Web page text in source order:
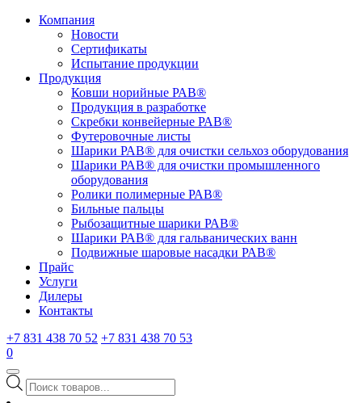
Компания
Новости
Сертификаты
Испытание продукции
Продукция
Ковши норийные РАВ®
Продукция в разработке
Скребки конвейерные РАВ®
Футеровочные листы
Шарики РАВ® для очистки сельхоз оборудования
Шарики РАВ® для очистки промышленного
оборудования
Ролики полимерные РАВ®
Бильные пальцы
Рыбозащитные шарики РАВ®
Шарики РАВ® для гальванических ванн
Подвижные шаровые насадки РАВ®
Прайс
Услуги
Дилеры
Контакты
+7 831 438 70 52 +7 831 438 70 53
0
Поиск
товаров